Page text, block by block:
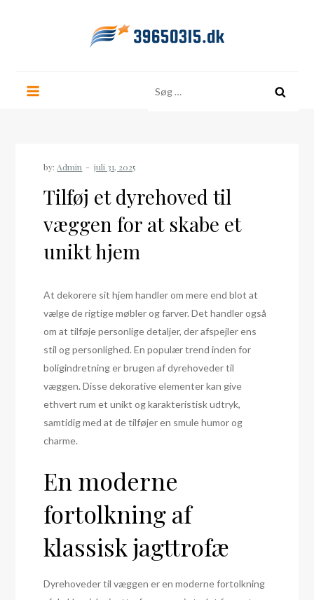
efter:
by: Admin
Tilføj et dyrehoved til
væggen for at skabe et
unikt hjem
At dekorere sit hjem handler om mere end blot at
vælge de rigtige møbler og farver. Det handler også
om at tilføje personlige detaljer, der afspejler ens
stil og personlighed. En populær trend inden for
boligindretning er brugen af dyrehoveder til
væggen. Disse dekorative elementer kan give
ethvert rum et unikt og karakteristisk udtryk,
samtidig med at de tilføjer en smule humor og
charme.
En moderne
fortolkning af
klassisk jagttrofæ
Dyrehoveder til væggen er en moderne fortolkning